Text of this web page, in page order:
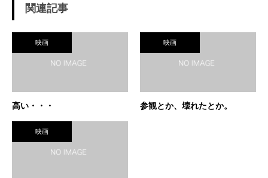
関連記事
映画
高い・・・
映画
参観とか、壊れたとか。
映画